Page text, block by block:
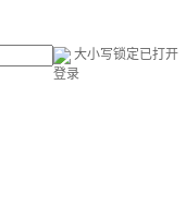
大小写锁定已打开
登录